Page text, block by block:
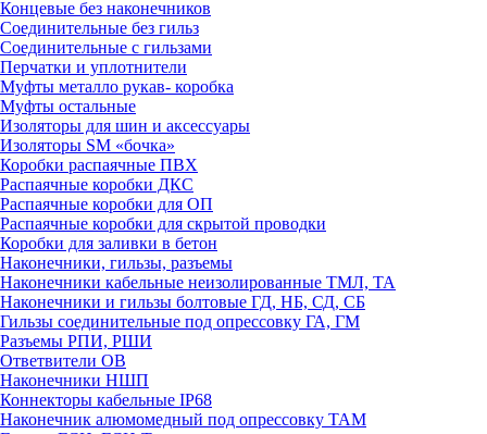
Концевые без наконечников
Соединительные без гильз
Соединительные с гильзами
Перчатки и уплотнители
Муфты металло рукав- коробка
Муфты остальные
Изоляторы для шин и аксессуары
Изоляторы SM «бочка»
Коробки распаячные ПВХ
Распаячные коробки ДКС
Распаячные коробки для ОП
Распаячные коробки для скрытой проводки
Коробки для заливки в бетон
Наконечники, гильзы, разъемы
Наконечники кабельные неизолированные ТМЛ, ТА
Наконечники и гильзы болтовые ГД, НБ, СД, СБ
Гильзы соединительные под опрессовку ГА, ГМ
Разъемы РПИ, РШИ
Ответвители ОВ
Наконечники НШП
Коннекторы кабельные IP68
Наконечник алюмомедный под опрессовку ТАМ